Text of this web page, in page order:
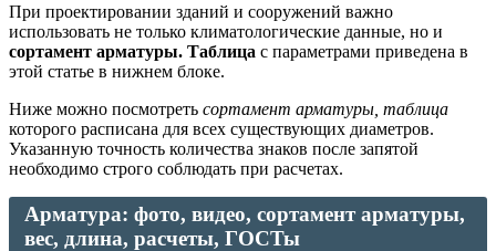
При проектировании зданий и сооружений важно
использовать не только климатологические данные, но и
сортамент арматуры. Таблица с параметрами приведена в
этой статье в нижнем блоке.
Ниже можно посмотреть сортамент арматуры, таблица
которого расписана для всех существующих диаметров.
Указанную точность количества знаков после запятой
необходимо строго соблюдать при расчетах.
Арматура: фото, видео, сортамент арматуры,
вес, длина, расчеты, ГОСТы